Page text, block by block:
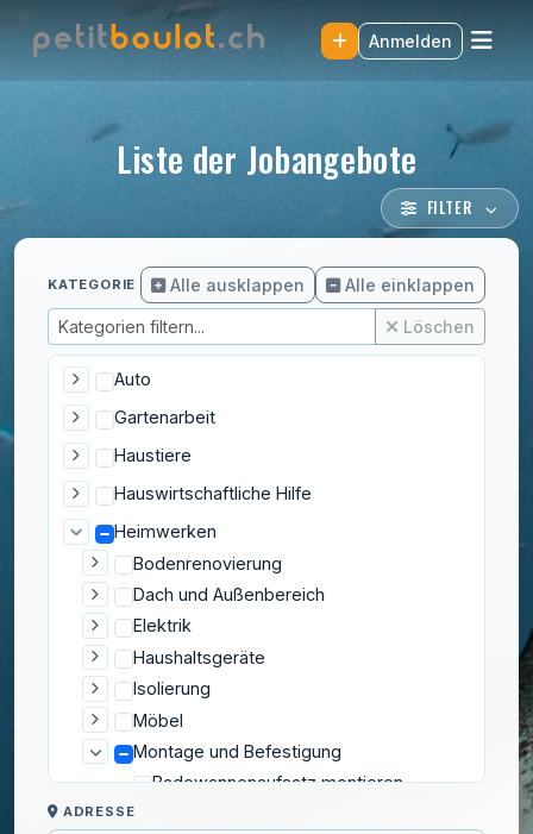
Anmelden
Liste der Jobangebote
FILTER
KATEGORIE Alle ausklappen Alle einklappen
Löschen
Auto
Gartenarbeit
Haustiere
Hauswirtschaftliche Hilfe
Heimwerken
Bodenrenovierung
Dach und Außenbereich
Elektrik
Haushaltsgeräte
Isolierung
Möbel
Montage und Befestigung
Badewannenaufsatz montieren
ADRESSE